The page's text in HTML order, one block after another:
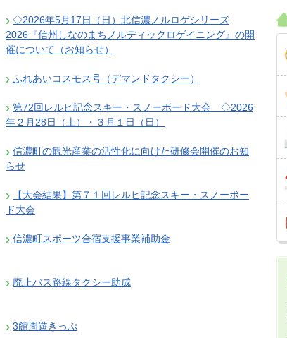
◇2026年5月17日（日）北信濃ノルロゲシリーズ
2026『信州しなのまちノルディックロゲイニング』の開
催について（お知らせ）
ふれあいコスモス号（デマンドタクシー）
第72回レルヒ記念スキー・スノーボード大会 ◇2026
年２月28日（土）・３月１日（日）
信濃町の観光産業の活性化に向けた研修会開催のお知
らせ
【大会結果】第７１回レルヒ記念スキー・スノーボー
ド大会
信濃町スポーツ合宿支援事業補助金
廃止バス路線タクシー助成
3館周遊きっぷ